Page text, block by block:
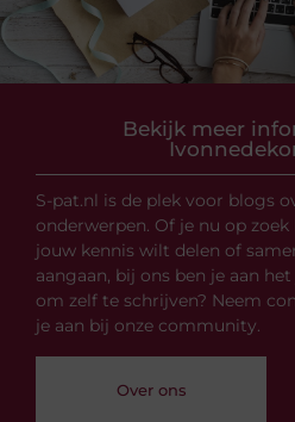
Bekijk meer
S-pat.nl is de plek voor blogs
onderwerpen. Of je nu op
jouw kennis wilt delen of
aangaan, bij ons ben je aan
om zelf te schrijven? Neem
je aan bij onze community.
Over ons